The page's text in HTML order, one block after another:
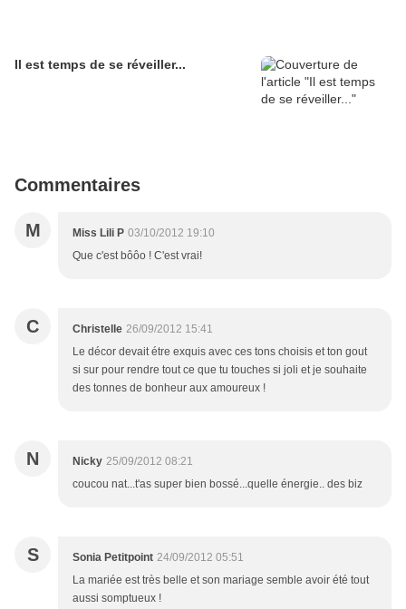
Il est temps de se réveiller...
Commentaires
M Miss Lili P 03/10/2012 19:10
Que c'est bôôo ! C'est vrai!
C Christelle 26/09/2012 15:41
Le décor devait étre exquis avec ces tons choisis et ton gout
si sur pour rendre tout ce que tu touches si joli et je souhaite
des tonnes de bonheur aux amoureux !
N Nicky 25/09/2012 08:21
coucou nat...t'as super bien bossé...quelle énergie.. des biz
S Sonia Petitpoint 24/09/2012 05:51
La mariée est très belle et son mariage semble avoir été tout
aussi somptueux !